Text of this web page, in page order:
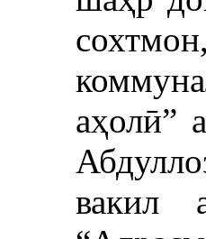
аҳолӣ”
вакил